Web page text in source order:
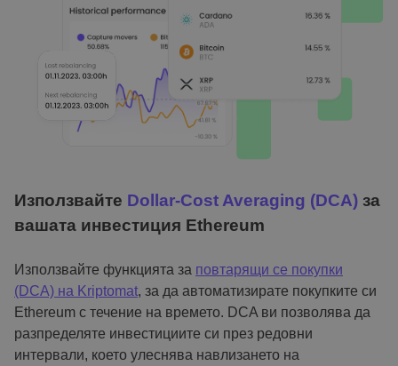
Използвайте Dollar-Cost Averaging (DCA) за
вашата инвестиция Ethereum
Използвайте функцията за повтарящи се покупки
(DCA) на Kriptomat, за да автоматизирате покупките си
Ethereum с течение на времето. DCA ви позволява да
разпределяте инвестициите си през редовни
интервали, което улеснява навлизането на